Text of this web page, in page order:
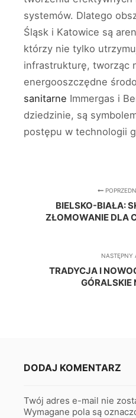
systemów. Dlatego
Śląsk i Katowice są
którzy nie tylko
infrastrukturę, tworząc
energooszczędne
sanitarne Immergas i
dziedzinie, są
postępu w technologii
BIELSKO-BIAŁA:
ZŁOMOWANIE DLA
NASTĘPNY
TRADYCJA I
GÓRALSKIE
DODAJ KOMENTARZ
Twój adres e-mail nie
Wymagane pola są